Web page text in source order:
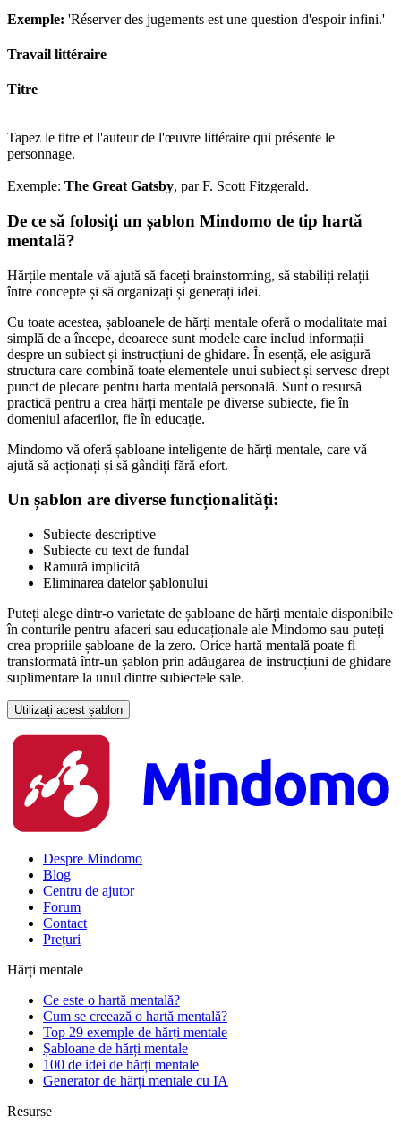
Exemple: 'Réserver des jugements est une question d'espoir infini.'
Travail littéraire
Titre
Tapez le titre et l'auteur de l'œuvre littéraire qui présente le
personnage.
Exemple: The Great Gatsby, par F. Scott Fitzgerald.
De ce să folosiți un șablon Mindomo de tip hartă
mentală?
Hărțile mentale vă ajută să faceți brainstorming, să stabiliți relații
între concepte și să organizați și generați idei.
Cu toate acestea, șabloanele de hărți mentale oferă o modalitate mai
simplă de a începe, deoarece sunt modele care includ informații
despre un subiect și instrucțiuni de ghidare. În esență, ele asigură
structura care combină toate elementele unui subiect și servesc drept
punct de plecare pentru harta mentală personală. Sunt o resursă
practică pentru a crea hărți mentale pe diverse subiecte, fie în
domeniul afacerilor, fie în educație.
Mindomo vă oferă șabloane inteligente de hărți mentale, care vă
ajută să acționați și să gândiți fără efort.
Un șablon are diverse funcționalități:
Subiecte descriptive
Subiecte cu text de fundal
Ramură implicită
Eliminarea datelor șablonului
Puteți alege dintr-o varietate de șabloane de hărți mentale disponibile
în conturile pentru afaceri sau educaționale ale Mindomo sau puteți
crea propriile șabloane de la zero. Orice hartă mentală poate fi
transformată într-un șablon prin adăugarea de instrucțiuni de ghidare
suplimentare la unul dintre subiectele sale.
Utilizați acest șablon
Despre Mindomo
Blog
Centru de ajutor
Forum
Contact
Prețuri
Hărți mentale
Ce este o hartă mentală?
Cum se creează o hartă mentală?
Top 29 exemple de hărți mentale
Șabloane de hărți mentale
100 de idei de hărți mentale
Generator de hărți mentale cu IA
Resurse